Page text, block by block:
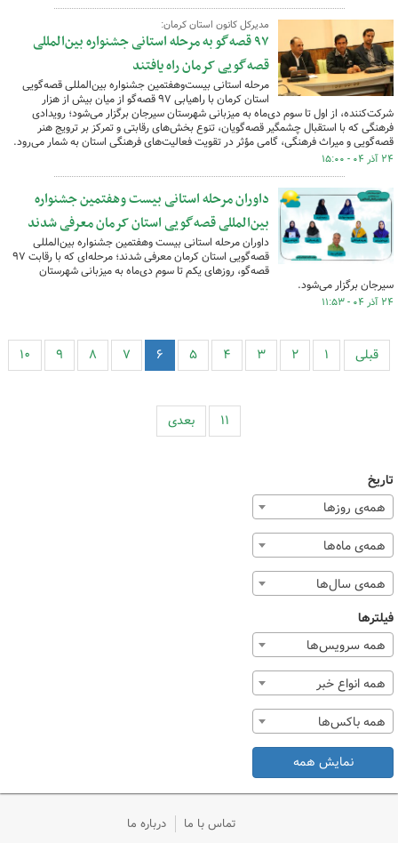
مدیرکل کانون استان کرمان:
۹۷ قصه‌گو به مرحله استانی جشنواره بین‌المللی
قصه‌گویی کرمان راه یافتند
مرحله استانی بیست‌وهفتمین جشنواره بین‌المللی قصه‌گویی
استان کرمان با راهیابی ۹۷ قصه‌گو از میان بیش از هزار
شرکت‌کننده، از اول تا سوم دی‌ماه به میزبانی شهرستان سیرجان برگزار می‌شود؛ رویدادی
فرهنگی که با استقبال چشمگیر قصه‌گویان، تنوع بخش‌های رقابتی و تمرکز بر ترویج هنر
قصه‌گویی و میراث فرهنگی، گامی مؤثر در تقویت فعالیت‌های فرهنگی استان به شمار می‌رود.
۲۴ آذر ۰۴ - ۱۵:۰۰
داوران مرحله استانی بیست ‌وهفتمین جشنواره
بین‌المللی قصه‌گویی استان کرمان معرفی شدند
داوران مرحله استانی بیست ‌وهفتمین جشنواره بین‌المللی
قصه‌گویی استان کرمان معرفی شدند؛ مرحله‌ای که با رقابت ۹۷
قصه‌گو، روزهای یکم تا سوم دی‌ماه به میزبانی شهرستان
سیرجان برگزار می‌شود.
۲۴ آذر ۰۴ - ۱۱:۵۳
قبلی ۱ ۲ ۳ ۴ ۵ ۶ ۷ ۸ ۹ ۱۰
۱۱ بعدی
تاریخ
همه‌ی روزها
همه‌ی ماه‌ها
همه‌ی سال‌ها
فیلترها
همه سرویس‌ها
همه انواع خبر
همه باکس‌ها
نمایش همه
تماس با ما درباره ما